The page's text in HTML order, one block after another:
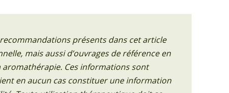
présents dans cet article
mais aussi d’ouvrages de référence en
aromathérapie. Ces informations sont
en aucun cas constituer une information